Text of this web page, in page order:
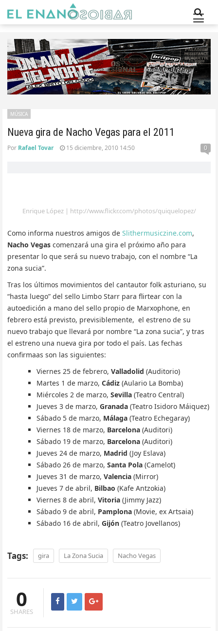
Nueva gira de Nacho Vegas para el 2011
MÚSICA
Por Rafael Tovar 15 diciembre, 2010 14:50 0
Enrique López | http://www.flickr.com/photos/quiquelopez/
Como informa nuestros amigos de Slithermusiczine.com,
Nacho Vegas comenzará una gira el próximo año para
presentar lo que será su nuevo trabajo, con el nombre “La
zona sucia”.
Tras los últimos movimientos del cantautor folk asturiano, su
“hasta luego” del sello Limbo Starr para flirtear con la
autoedición a mano del sello propio de Marxophone, en
febrero está previsto, previsiblemente, el estreno de su
nuevo trabajo que llevará por nombre “La zona sucia”, y tras
el estreno una nueva gira por todo el país. Las fechas
confirmaas son las siguientes:
Viernes 25 de febrero, Valladolid (Auditorio)
Martes 1 de marzo, Cádiz (Aulario La Bomba)
Miércoles 2 de marzo, Sevilla (Teatro Central)
Jueves 3 de marzo, Granada (Teatro Isidoro Máiquez)
Sábado 5 de marzo, Málaga (Teatro Echegaray)
Viernes 18 de marzo, Barcelona (Auditori)
Sábado 19 de marzo, Barcelona (Auditori)
Jueves 24 de marzo, Madrid (Joy Eslava)
Sábado 26 de marzo, Santa Pola (Camelot)
Jueves 31 de marzo, Valencia (Mirror)
Jueves 7 de abril, Bilbao (Kafe Antzokia)
Viernes 8 de abril, Vitoria (Jimmy Jazz)
Sábado 9 de abril, Pamplona (Movie, ex Artsaia)
Sábado 16 de abril, Gijón (Teatro Jovellanos)
Tags: gira La Zona Sucia Nacho Vegas
0
SHARES